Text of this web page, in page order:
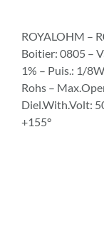
ROYALOHM –
Boitier: 0805 –
1% – Puis.: 1/
Rohs –
Diel.With.Volt:
+155°